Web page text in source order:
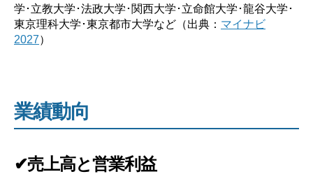
学･立教大学･法政大学･関西大学･立命館大学･龍谷大学･
東京理科大学･東京都市大学など（出典： マイナビ
2027）
業績動向
✔売上高と営業利益